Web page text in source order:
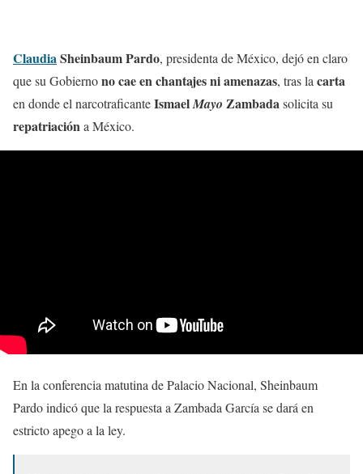
ClaudiaSheinbaum Pardo, presidenta de México, dejó en claro
que su Gobiernono cae en chantajes ni amenazas, tras la carta
en donde el narcotraficanteIsmaelMayo Zambadasolicita su
repatriacióna México.
En la conferencia matutina de Palacio Nacional, Sheinbaum
Pardo indicó que la respuesta a Zambada García se dará en
estricto apego a la ley.